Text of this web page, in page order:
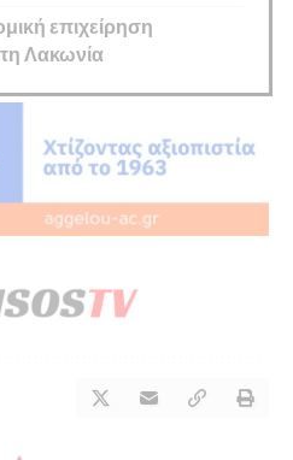
επιχείρηση
Λακωνία